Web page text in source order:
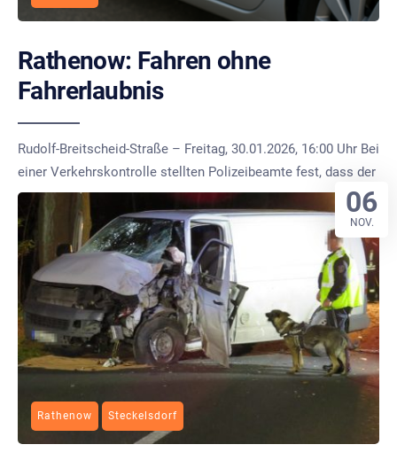
Rathenow: Fahren ohne
Fahrerlaubnis
Rudolf-Breitscheid-Straße – Freitag, 30.01.2026, 16:00 Uhr Bei
einer Verkehrskontrolle stellten Polizeibeamte fest, dass der
Rathenow Steckelsdorf
06
NOV.